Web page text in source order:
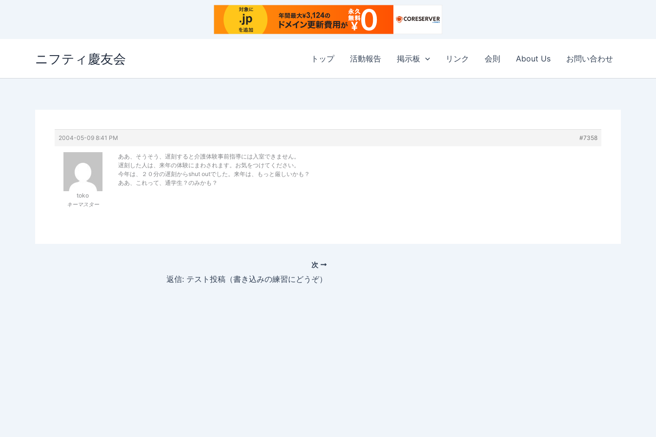
ニフティ慶友会 トップ 活動報告 掲示板 リンク 会則 About Us お問い合わせ
2004-05-09 8:41 PM #7358
toko
キーマスター
ああ、そうそう、遅刻すると介護体験事前指導には入室できません。
遅刻した人は、来年の体験にまわされます。お気をつけてください。
今年は、２０分の遅刻からshut outでした。来年は、もっと厳しいかも？
ああ、これって、通学生？のみかも？
次
返信: テスト投稿（書き込みの練習にどうぞ）